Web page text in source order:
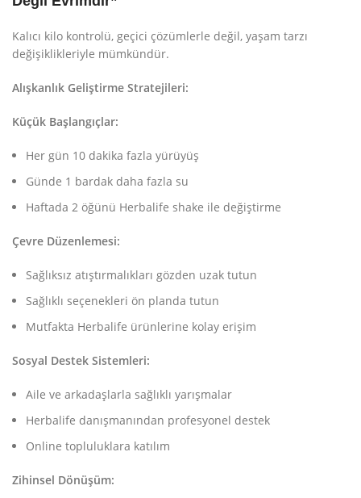
Kalıcı kilo kontrolü, geçici çözümlerle değil, yaşam tarzı
değişiklikleriyle mümkündür.
Alışkanlık Geliştirme Stratejileri:
Küçük Başlangıçlar:
Her gün 10 dakika fazla yürüyüş
Günde 1 bardak daha fazla su
Haftada 2 öğünü Herbalife shake ile değiştirme
Çevre Düzenlemesi:
Sağlıksız atıştırmalıkları gözden uzak tutun
Sağlıklı seçenekleri ön planda tutun
Mutfakta Herbalife ürünlerine kolay erişim
Sosyal Destek Sistemleri:
Aile ve arkadaşlarla sağlıklı yarışmalar
Herbalife danışmanından profesyonel destek
Online topluluklara katılım
Zihinsel Dönüşüm: